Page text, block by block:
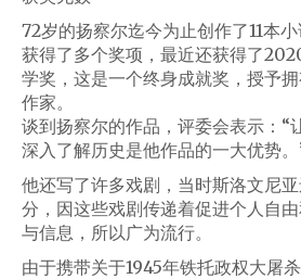
72岁的扬察尔迄今为止创作了11本
获得了多个奖项，最近还获得了
学奖，这是一个终身成就奖，授予
作家。
谈到扬察尔的作品，评委会表示：“
深入了解历史是他作品的一大优势。
他还写了许多戏剧，当时斯洛文尼
分，因这些戏剧传递着促进个人自
与信息，所以广为流行。
由于携带关于1945年铁托政权大屠